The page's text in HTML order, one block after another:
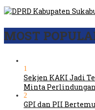
MOST
1
Sekjen KAKI Jadi
Minta
2
GPI dan PII